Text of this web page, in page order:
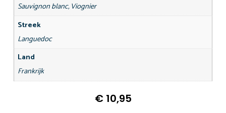
Sauvignon blanc, Viognier
Streek
Languedoc
Land
Frankrijk
€10,95